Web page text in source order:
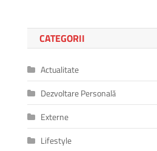
CATEGORII
Actualitate
Dezvoltare Personală
Externe
Lifestyle